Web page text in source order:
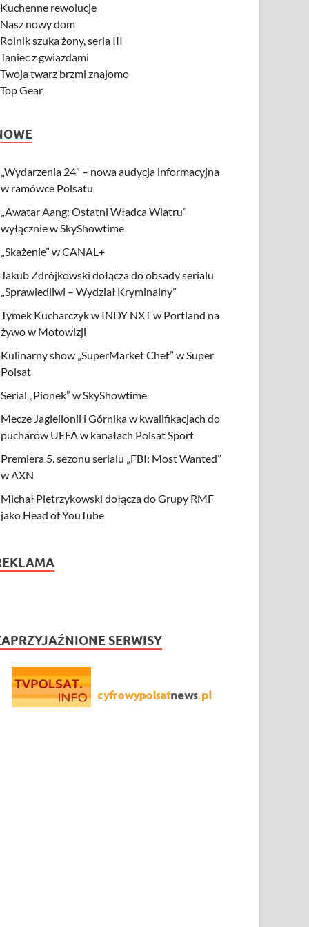
Kuchenne rewolucje
Nasz nowy dom
Rolnik szuka żony, seria III
Taniec z gwiazdami
Twoja twarz brzmi znajomo
Top Gear
„Wydarzenia 24” – nowa audycja informacyjna
w ramówce Polsatu
„Awatar Aang: Ostatni Władca Wiatru”
wyłącznie w SkyShowtime
„Skażenie” w CANAL+
Jakub Zdrójkowski dołącza do obsady serialu
„Sprawiedliwi – Wydział Kryminalny”
Tymek Kucharczyk w INDY NXT w Portland na
żywo w Motowizji
Kulinarny show „SuperMarket Chef” w Super
Polsat
Serial „Pionek” w SkyShowtime
Mecze Jagiellonii i Górnika w kwalifikacjach do
pucharów UEFA w kanałach Polsat Sport
Premiera 5. sezonu serialu „FBI: Most Wanted”
w AXN
Michał Pietrzykowski dołącza do Grupy RMF
jako Head of YouTube
SERWISY